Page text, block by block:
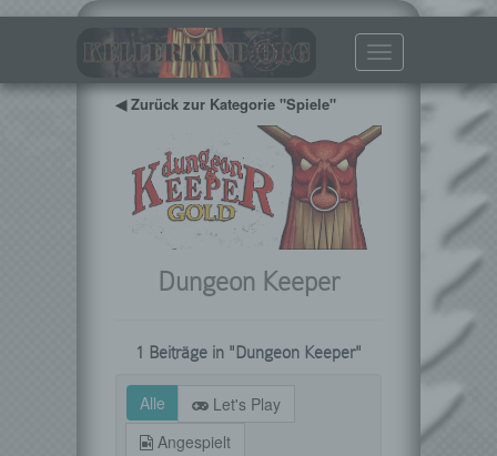
Toggle
navigation
◀ Zurück zur Kategorie "Spiele"
Dungeon Keeper
1 Beiträge in "Dungeon Keeper"
Alle
Let's Play
Angespielt